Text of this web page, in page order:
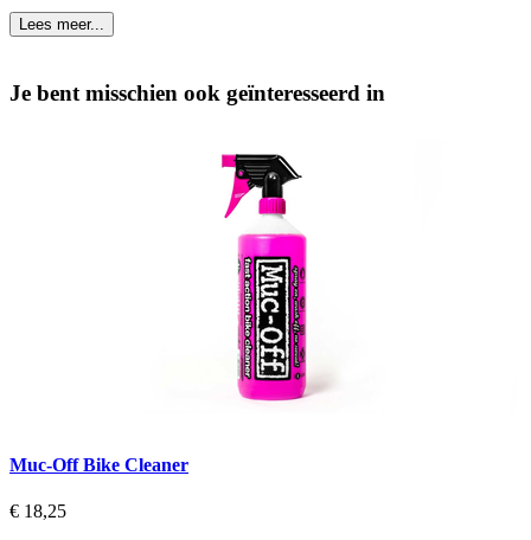
Lees meer...
Je bent misschien ook geïnteresseerd in
Muc-Off Bike Cleaner
Prijs
€ 18,25